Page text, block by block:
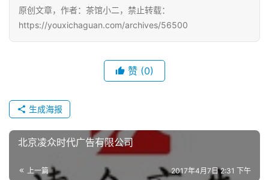
原创文章，作者：茶馆小二，禁止转载：
https://youxichaguan.com/archives/56500
赞 (0)
生成海报
北京凌众时代广告有限公司
上一篇 2017年4月7日 2:31 下午